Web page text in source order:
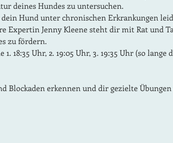
deines Hundes zu untersuchen.
dein Hund unter chronischen Erkrankungen
Expertin Jenny Kleene steht dir mit Rat und
zu fördern.
18:35 Uhr, 2. 19:05 Uhr, 3. 19:35 Uhr (so
Blockaden erkennen und dir gezielte